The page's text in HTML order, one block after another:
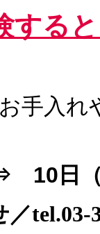
する
れや
日（
／